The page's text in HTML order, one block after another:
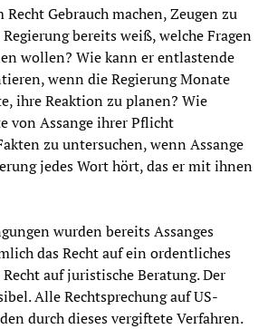
Gebrauch machen, Zeugen zu
bereits weiß, welche Fragen
wollen? Wie kann er entlastende
wenn die Regierung Monate
ihre Reaktion zu planen? Wie
von Assange ihrer Pflicht
zu untersuchen, wenn Assange
jedes Wort hört, das er mit ihnen
wurden bereits Assanges
das Recht auf ein ordentliches
auf juristische Beratung. Der
Alle Rechtsprechung auf US-
durch dieses vergiftete Verfahren.